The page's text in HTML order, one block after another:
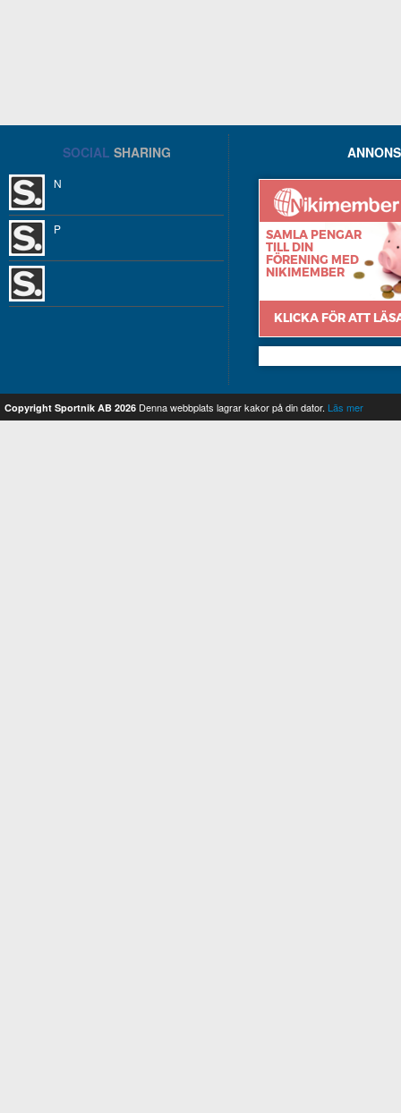
SOCIAL SHARING
N
P
Copyright Sportnik AB 2026 Denna webbplats lagrar kakor på din dator. Läs mer